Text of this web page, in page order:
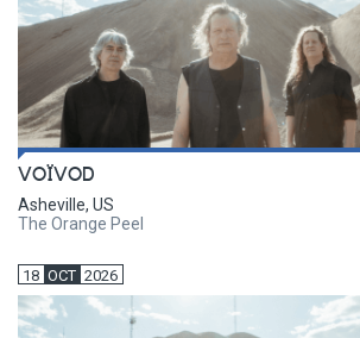
VOÏVOD
Asheville, US
The Orange Peel
18 OCT 2026